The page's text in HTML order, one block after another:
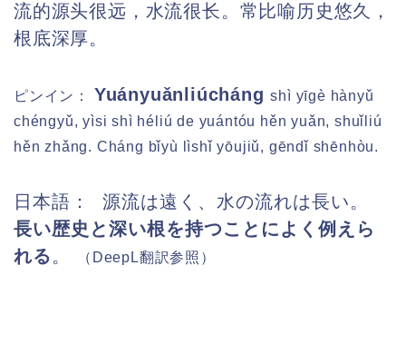
流的源头很远，水流很长。常比喻历史悠久，
根底深厚。
ピンイン： Yuányuǎnliúcháng shì yīgè hànyǔ
chéngyǔ, yìsi shì héliú de yuántóu hěn yuǎn, shuǐliú
hěn zhǎng. Cháng bǐyù lìshǐ yōujiǔ, gēndǐ shēnhòu.
日本語： 源流は遠く、水の流れは長い。
長い歴史と深い根を持つことによく例えら
れる 。 （DeepL翻訳参照）